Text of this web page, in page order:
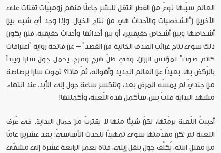
العالم سبّبها نوعٌ من الفطر انتقل للبشر جاعلًا منهم زومبيّات تقتات على
الآخرين ("الشخصيات والأحداث هي من نتاج الخيال. وإذا وجد أي شبه بين
أشخاصها وبين أشخاص حقيقيين، أو بين أحداثها وأحداث حقيقية، فلن يكون
ذلك سوى نتاج غرائب الصدف الخالية من القصد" – من فاتحة رواية "اعترافات
كاتم صوت" لمؤنس الرزاز)، وفي ظلّ هرجٍ ومرجٍ، يحمل جول سارا ويبدأ
بالرّكض بها، بعيدًا عن العالم الجديد وأهواله، ثمّ ماذا؟ تموت سارا برصاصة
من جنديّ لم يمسّه المرض بعد، وتنكسر ساعة جول إلى الأبد. عند انتهاء
مشهد البداية قلتُ بس، سأكمل هذه اللّعبة، وأكملتها!
أحببتُ اللّعبة برمّتها، لكنّ شيئًا منها لا يقتربُ من جمال البداية. في عُرف
اللعبة لم تكن مقدّمتها سوى تمهيدًا للحدث الأساسيّ: بعد عشرين عامًا
من مقتلِ ابنته، يُكلَّف جول بنقل إيلي، فتاة بعمر الرابعة عشرة إلى مشفًى